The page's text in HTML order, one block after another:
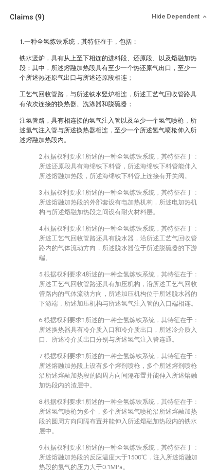
Claims (9) Hide Dependent
1.一种全氢炼铁系统，其特征在于，包括：
铁水竖炉，具有从上至下相连的进料段、还原段、以及熔融加热
段；其中，所述熔融加热段具有至少一个热还原气出口，至少一
个所述热还原气出口与所述还原段相连；
工艺气回收管路，与所述铁水竖炉相连，所述工艺气回收管路具
有依次连接的换热器、洗涤器和脱硫器；
注氢管路，具有相连接的氢气注入管以及至少一个氢气喷枪，所
述氢气注入管与所述换热器相连，至少一个所述氢气喷枪伸入所
述熔融加热段内。
2.根据权利要求1所述的一种全氢炼铁系统，其特征在于：
所述还原段具有海绵铁下料管，所述海绵铁下料管能伸入
所述熔融加热段，所述海绵铁下料管上连接有开关阀。
3.根据权利要求1所述的一种全氢炼铁系统，其特征在于：
所述熔融加热段的外部套设有电加热机构，所述电加热机
构与所述熔融加热段之间设有耐火材料层。
4.根据权利要求1所述的一种全氢炼铁系统，其特征在于：
所述工艺气回收管路还具有脱水器，沿所述工艺气回收管
路内的气体流动方向，所述脱水器位于所述脱硫器的下游
端。
5.根据权利要求4所述的一种全氢炼铁系统，其特征在于：
所述工艺气回收管路还具有加压机构，沿所述工艺气回收
管路内的气体流动方向，所述加压机构位于所述脱水器的
下游端，所述加压机构与所述氢气注入管的入口端相连。
6.根据权利要求1所述的一种全氢炼铁系统，其特征在于：
所述换热器具有冷介质入口和冷介质出口，所述冷介质入
口、所述冷介质出口分别与所述氢气注入管连通。
7.根据权利要求1所述的一种全氢炼铁系统，其特征在于：
所述熔融加热段上设有多个熔剂喷枪，多个所述熔剂喷枪
沿所述熔融加热段的圆周方向间隔布置并能伸入所述熔融
加热段内的渣层中。
8.根据权利要求1所述的一种全氢炼铁系统，其特征在于：
所述氢气喷枪为多个，多个所述氢气喷枪沿所述熔融加热
段的圆周方向间隔布置并能伸入所述熔融加热段内的铁水
层中。
9.根据权利要求1所述的一种全氢炼铁系统，其特征在于：
所述熔融加热段的反应温度大于1500℃，注入所述熔融加
热段的氢气的压力大于0.1MPa。